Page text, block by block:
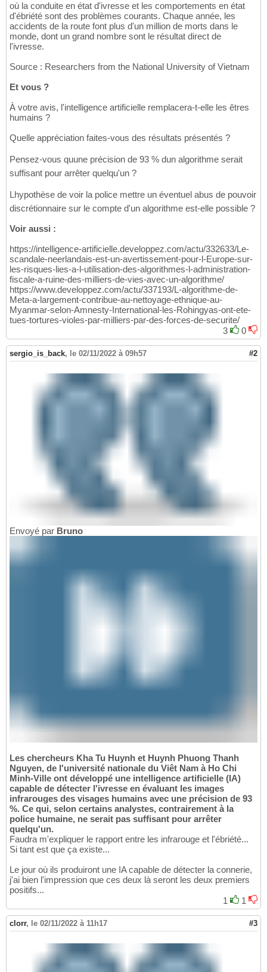
où la conduite en état d'ivresse et les comportements en état
d'ébriété sont des problèmes courants. Chaque année, les
accidents de la route font plus d'un million de morts dans le
monde, dont un grand nombre sont le résultat direct de
l'ivresse.
Source : Researchers from the National University of Vietnam
Et vous ?
À votre avis, l'intelligence artificielle remplacera-t-elle les êtres
humains ?
Quelle appréciation faites-vous des résultats présentés ?
Pensez-vous quune précision de 93 % dun algorithme serait
suffisant pour arrêter quelqu'un ?
Lhypothèse de voir la police mettre un éventuel abus de pouvoir
discrétionnaire sur le compte d'un algorithme est-elle possible ?
Voir aussi :
https://intelligence-artificielle.developpez.com/actu/332633/Le-
scandale-neerlandais-est-un-avertissement-pour-l-Europe-sur-
les-risques-lies-a-l-utilisation-des-algorithmes-l-administration-
fiscale-a-ruine-des-milliers-de-vies-avec-un-algorithme/
https://www.developpez.com/actu/337193/L-algorithme-de-
Meta-a-largement-contribue-au-nettoyage-ethnique-au-
Myanmar-selon-Amnesty-International-les-Rohingyas-ont-ete-
tues-tortures-violes-par-milliers-par-des-forces-de-securite/
3
0
sergio_is_back, le 02/11/2022 à 09h57 #2
Envoyé par Bruno
Les chercheurs Kha Tu Huynh et Huynh Phuong Thanh
Nguyen, de l'université nationale du Viêt Nam à Ho Chi
Minh-Ville ont développé une intelligence artificielle (IA)
capable de détecter l'ivresse en évaluant les images
infrarouges des visages humains avec une précision de 93
%. Ce qui, selon certains analystes, contrairement à la
police humaine, ne serait pas suffisant pour arrêter
quelqu'un.
Faudra m'expliquer le rapport entre les infrarouge et l'ébriété...
Si tant est que ça existe...
Le jour où ils produiront une IA capable de détecter la connerie,
j'ai bien l'impression que ces deux là seront les deux premiers
positifs...
1
1
clorr, le 02/11/2022 à 11h17 #3